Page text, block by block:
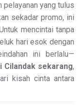
pelayanan yang tulus
sekadar promo, ini
mencintai tanpa
hari esok dengan
ini berlalu—
Cilandak sekarang,
kisah cinta antara